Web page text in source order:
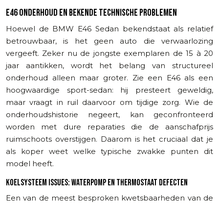
E46 ONDERHOUD EN BEKENDE TECHNISCHE PROBLEMEN
Hoewel de BMW E46 Sedan bekendstaat als relatief
betrouwbaar, is het geen auto die verwaarlozing
vergeeft. Zeker nu de jongste exemplaren de 15 à 20
jaar aantikken, wordt het belang van structureel
onderhoud alleen maar groter. Zie een E46 als een
hoogwaardige sport-sedan: hij presteert geweldig,
maar vraagt in ruil daarvoor om tijdige zorg. Wie de
onderhoudshistorie negeert, kan geconfronteerd
worden met dure reparaties die de aanschafprijs
ruimschoots overstijgen. Daarom is het cruciaal dat je
als koper weet welke typische zwakke punten dit
model heeft.
KOELSYSTEEM ISSUES: WATERPOMP EN THERMOSTAAT DEFECTEN
Een van de meest besproken kwetsbaarheden van de